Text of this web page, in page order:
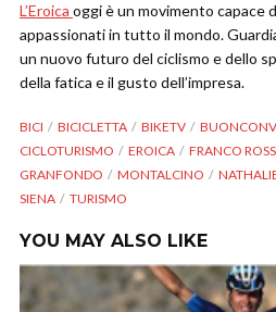
L’Eroica oggi è un movimento capace
appassionati in tutto il mondo.
un nuovo futuro del ciclismo e dello
della fatica e il gusto dell’impresa.
BICI BICICLETTA BIKETV
CICLOTURISMO
EROICA FRANCO
GRANFONDO
MONTALCINO
SIENA
TURISMO
YOU MAY ALSO LIKE